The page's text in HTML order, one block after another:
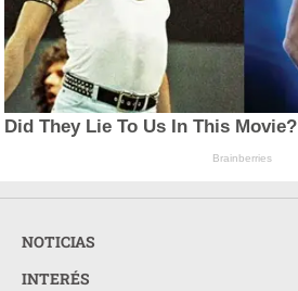
Did They Lie To Us In This Movie?
Brainberries
NOTICIAS
INTERÉS